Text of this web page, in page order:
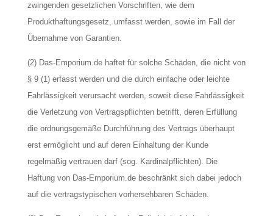
zwingenden gesetzlichen Vorschriften, wie dem
Produkthaftungsgesetz, umfasst werden, sowie im Fall der
Übernahme von Garantien.
(2) Das-Emporium.de haftet für solche Schäden, die nicht von
§ 9 (1) erfasst werden und die durch einfache oder leichte
Fahrlässigkeit verursacht werden, soweit diese Fahrlässigkeit
die Verletzung von Vertragspflichten betrifft, deren Erfüllung
die ordnungsgemäße Durchführung des Vertrags überhaupt
erst ermöglicht und auf deren Einhaltung der Kunde
regelmäßig vertrauen darf (sog. Kardinalpflichten). Die
Haftung von Das-Emporium.de beschränkt sich dabei jedoch
auf die vertragstypischen vorhersehbaren Schäden.